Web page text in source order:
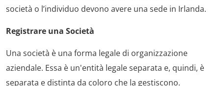
società o l’individuo devono avere una sede in Irlanda.
Registrare una Società
Una società è una forma legale di organizzazione
aziendale. Essa è un'entità legale separata e, quindi, è
separata e distinta da coloro che la gestiscono.